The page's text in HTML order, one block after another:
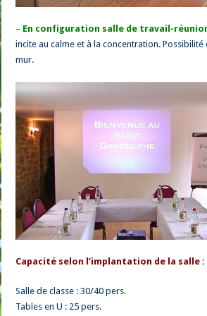
– En configuration salle de travail-
incite au calme et à la concentration.
mur.
Capacité selon l’implantation de la salle :
Salle de classe : 30/40 pers.
Tables en U : 25 pers.